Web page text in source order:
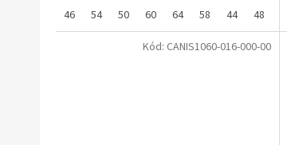
46
54 50 60 64 58 44 48
Kód: CANIS1060-016-000-00